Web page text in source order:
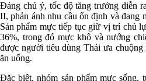
Đáng chú ý, tốc độ tăng trưởng diễn
II, phản ánh nhu cầu ổn định và đang
Sản phẩm mực tiếp tục giữ vị trí chủ
36%, trong đó mực khô và nướng
được người tiêu dùng Thái ưa
ăn uống.
Đặc biệt, nhóm sản phẩm mực sống,